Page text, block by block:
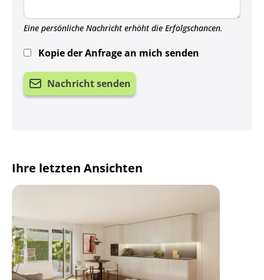
Eine persönliche Nachricht erhöht die Erfolgschancen.
Kopie der Anfrage an mich senden
Nachricht senden
Ihre letzten Ansichten